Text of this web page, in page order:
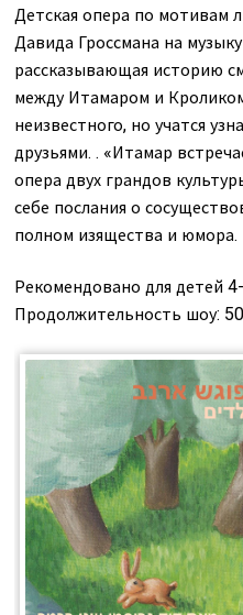
Детская опера по мотивам
Давида Гроссмана на
рассказывающая историю
между Итамаром и
неизвестного, но учатся
друзьями. . «Итамар
опера двух грандов
себе послания о
полном изящества и юмора.
Рекомендовано для детей
Продолжительность шоу: